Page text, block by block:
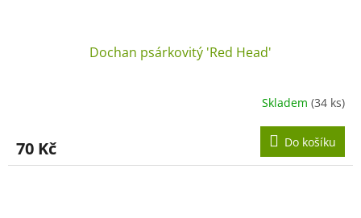
Dochan psárkovitý 'Red Head'
Skladem (34 ks)
70 Kč Do košíku